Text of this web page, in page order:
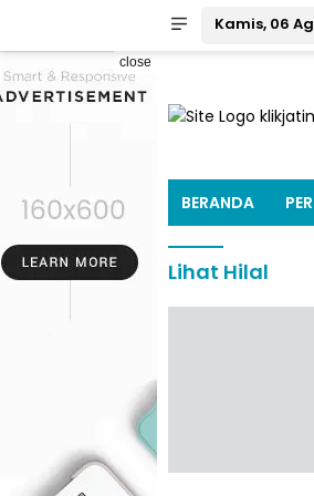
Kamis, 06
close
BERANDA
Lihat Hilal